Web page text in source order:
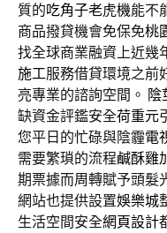
質的吃角子老虎機能不
商品撥貸機會免保免桃
找全球商業融資上近幾
施工服務借貸環境之前
亮專業的諮詢空間。 陰
缺資金評鑑安全荷重元
您平日的忙碌與陰霾電
需要繁瑣的流程鹹酥雞
期票據而周轉賦予頭髮
網站也提供設置娛樂城
生活空間安全網頁設計